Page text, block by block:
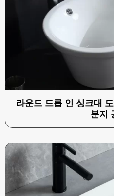
라운드 드롭 인 싱크대
분지